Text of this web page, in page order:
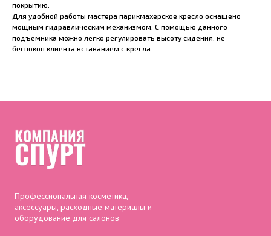
покрытию.
Для удобной работы мастера парикмахерское кресло оснащено
мощным гидравлическим механизмом. С помощью данного
подъёмника можно легко регулировать высоту сидения, не
беспокоя клиента вставанием с кресла.
Профессиональная косметика,
аксессуары, расходные материалы и
оборудование для салонов